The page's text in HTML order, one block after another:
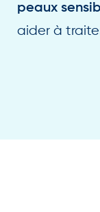
peaux
aider à